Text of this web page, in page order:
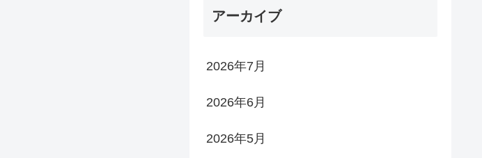
アーカイブ
2026年7月
2026年6月
2026年5月